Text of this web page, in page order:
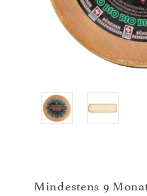
Mindestens 9